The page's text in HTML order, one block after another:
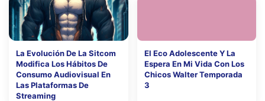
La Evolución De La Sitcom
Modifica Los Hábitos De
Consumo Audiovisual En
Las Plataformas De
Streaming
El Eco Adolescente Y La
Espera En Mi Vida Con Los
Chicos Walter Temporada
3